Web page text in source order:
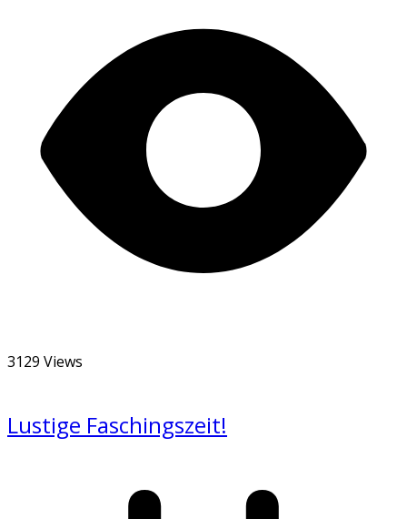
3129 Views
Lustige Faschingszeit!